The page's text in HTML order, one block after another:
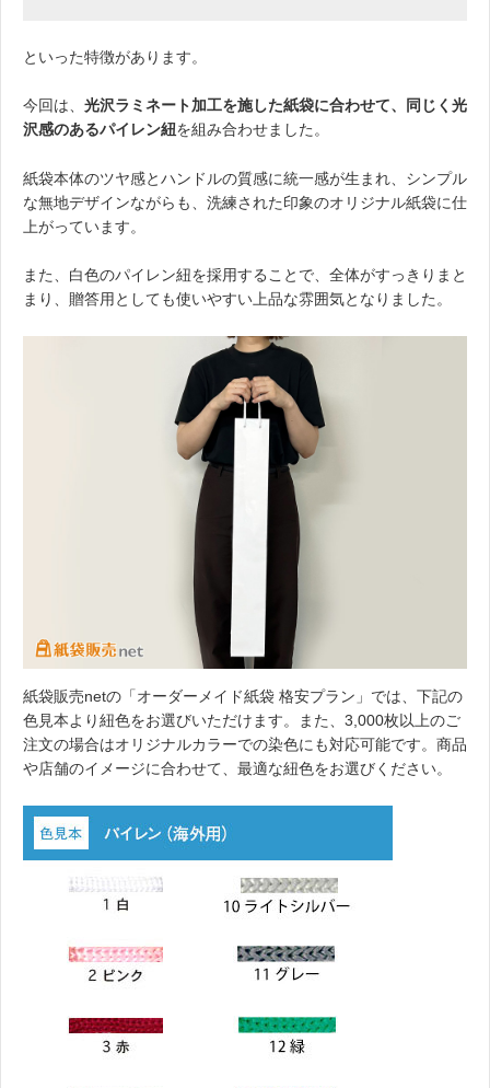
といった特徴があります。
今回は、 光沢ラミネート加工を施した紙袋に合わせて、同じく光
沢感のあるパイレン紐を組み合わせました。
紙袋本体のツヤ感とハンドルの質感に統一感が生まれ、シンプル
な無地デザインながらも、洗練された印象のオリジナル紙袋に仕
上がっています。
また、白色のパイレン紐を採用することで、全体がすっきりまと
まり、贈答用としても使いやすい上品な雰囲気となりました。
紙袋販売netの「オーダーメイド紙袋 格安プラン」では、下記の
色見本より紐色をお選びいただけます。また、3,000枚以上のご
注文の場合はオリジナルカラーでの染色にも対応可能です。商品
や店舗のイメージに合わせて、最適な紐色をお選びください。